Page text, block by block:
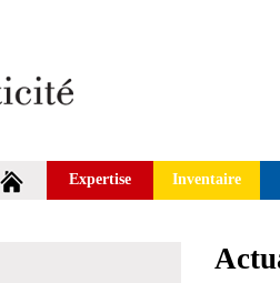
Expertise Inventaire